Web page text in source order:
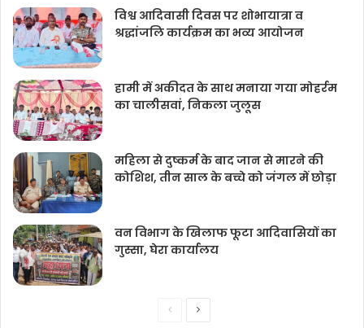
विश्व आदिवासी दिवस पर शोभायात्रा व
श्रद्धांजलि कार्यक्रम का भव्य आयोजन
हामी में अकीदत के साथ मनाया गया मोहर्रम
का चालीसवां, निकला जुलूस
महिला से दुष्कर्म के बाद जान से मारने की
कोशिश, तीन साल के बच्चे को जंगल में छोड़ा
वन विभाग के खिलाफ फूटा आदिवासियों का
गुस्सा, घेरा कार्यालय
PreviousNext